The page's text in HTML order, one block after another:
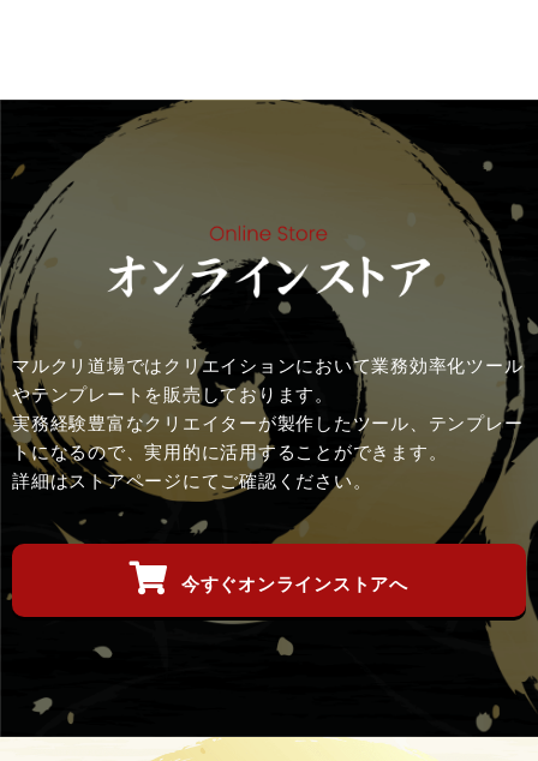
マルクリ道場ではクリエイションにおいて業務効率化ツール
やテンプレートを販売しております。
実務経験豊富なクリエイターが製作したツール、テンプレー
トになるので、実用的に活用することができます。
詳細はストアページにてご確認ください。
今すぐオンラインストアへ